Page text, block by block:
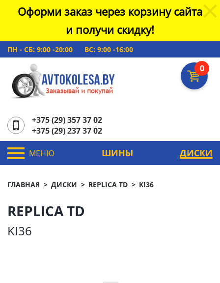
Оформи заказ через корзину сайта
и получи скидку!
ПН - СБ: 9:00 -20:00 ВС: 9:00 -16:00
0
+375 (29) 357 37 02
+375 (29) 237 37 02
МЕНЮ ШИНЫ ДИСКИ
ГЛАВНАЯ ДИСКИ REPLICA TD KI36
REPLICA TD
KI36